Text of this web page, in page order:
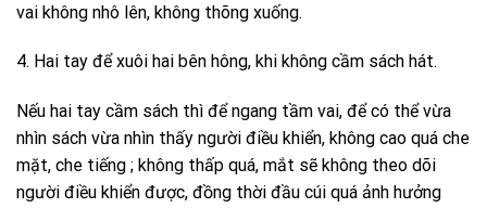
vai không nhô lên, không thõng xuống.
4. Hai tay để xuôi hai bên hông, khi không cầm sách hát.
Nếu hai tay cầm sách thì để ngang tầm vai, để có thể vừa
nhìn sách vừa nhìn thấy người điều khiển, không cao quá che
mặt, che tiếng ; không thấp quá, mắt sẽ không theo dõi
người điều khiển được, đồng thời đầu cúi quá ảnh hưởng